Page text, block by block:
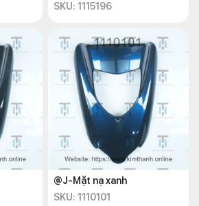
SKU: 1115196
@J-Mặt nạ xanh
SKU: 1110101